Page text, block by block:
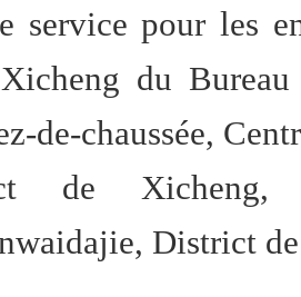
service pour les
du
de-chaussée,
de
District